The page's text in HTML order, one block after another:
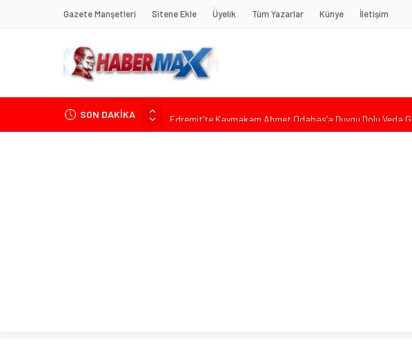
Gazete Manşetleri Sitene Ekle Üyelik Tüm Yazarlar Künye İletişim
SON DAKİKA
Edremit’te Kaymakam Ahmet Odabaş’a Duygu Dolu Veda
Tarihçi Yusuf Halaçoğlu’ndan TBMM’ye Sunulan Yasa